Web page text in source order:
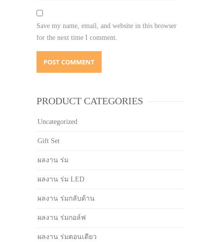
Save my name, email, and website in this browser
for the next time I comment.
PRODUCT CATEGORIES
Uncategorized
Gift Set
ผลงาน ร่ม
ผลงาน ร่ม LED
ผลงาน ร่มกลับด้าน
ผลงาน ร่มกอล์ฟ
ผลงาน ร่มตอนเดียว